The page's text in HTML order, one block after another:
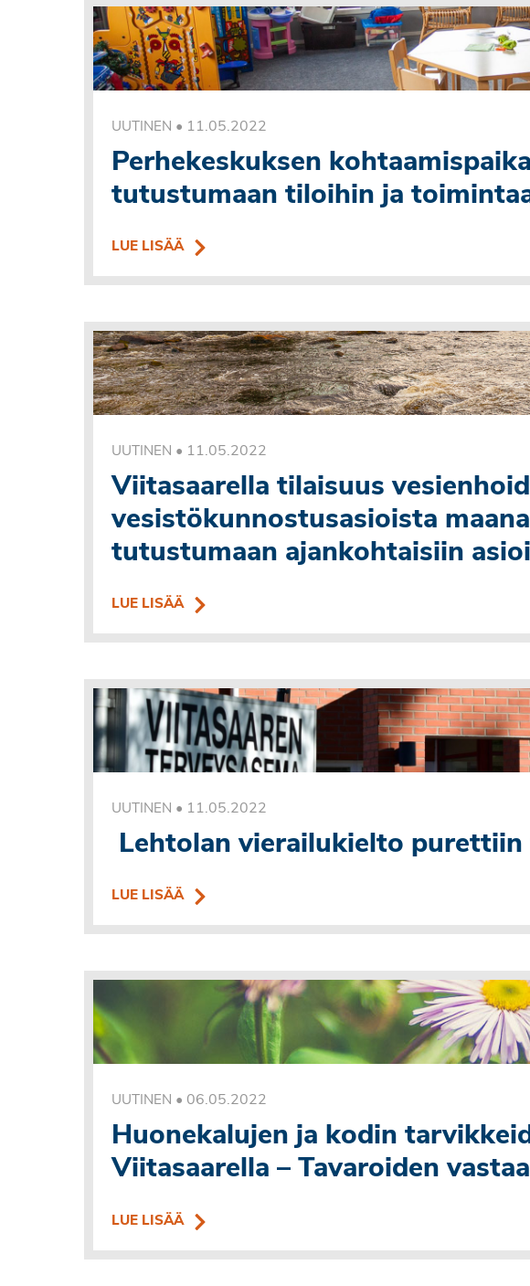
UUTINEN • 11.05.2022
Perhekeskuksen
tutustumaan tiloihin ja
LUE LISÄÄ
UUTINEN • 11.05.2022
Viitasaarella tilaisuus
vesistökunnostusasioista
tutustumaan ajankohtaisiin
LUE LISÄÄ
UUTINEN • 11.05.2022
Lehtolan vierailukielto purettiin
LUE LISÄÄ
UUTINEN • 06.05.2022
Huonekalujen ja kodin
Viitasaarella – Tavaroiden
LUE LISÄÄ